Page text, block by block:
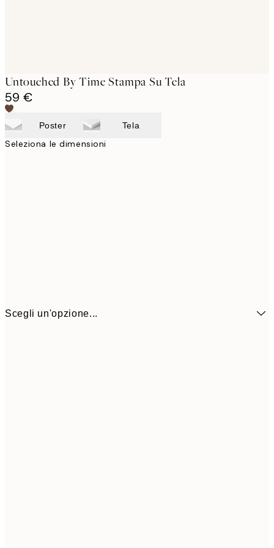
Untouched By Time Stampa Su Tela
59 €
Poster Tela
Seleziona le dimensioni
Scegli un'opzione...